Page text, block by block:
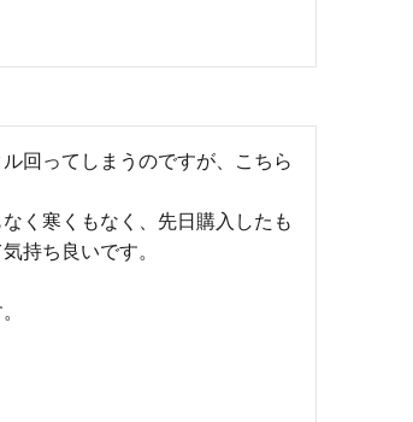
回ってしまうのですが、こちら
く寒くもなく、先日購入したも
持ち良いです。